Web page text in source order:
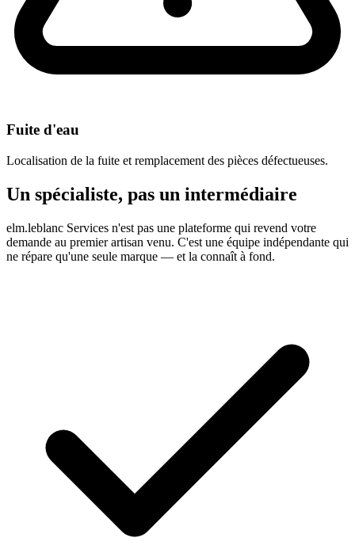
Fuite d'eau
Localisation de la fuite et remplacement des pièces défectueuses.
Un spécialiste, pas un intermédiaire
elm.leblanc Services n'est pas une plateforme qui revend votre
demande au premier artisan venu. C'est une équipe indépendante qui
ne répare qu'une seule marque — et la connaît à fond.